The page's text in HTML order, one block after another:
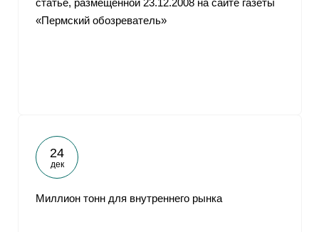
статье, размещенной 23.12.2008 на сайте газеты
«Пермский обозреватель»
24
дек
Миллион тонн для внутреннего рынка